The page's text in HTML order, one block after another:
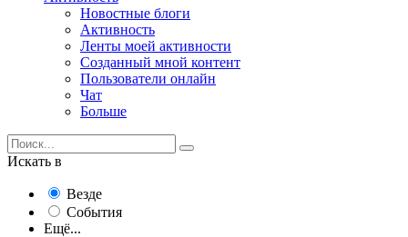
Новостные блоги
Активность
Ленты моей активности
Созданный мной контент
Пользователи онлайн
Чат
Больше
Искать в
Везде
События
Ещё...